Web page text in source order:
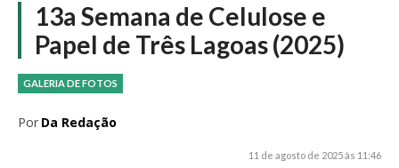
13a Semana de Celulose e
Papel de Três Lagoas (2025)
GALERIA DE FOTOS
Por Da Redação
11 de agosto de 2025 às 11:46